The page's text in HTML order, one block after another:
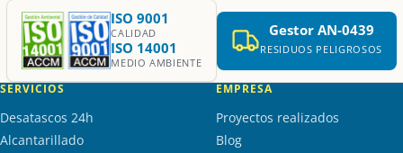
ISO 9001
CALIDAD
ISO 14001
MEDIO AMBIENTE
Gestor AN-0439
RESIDUOS PELIGROSOS
SERVICIOS
Desatascos 24h
Alcantarillado
EMPRESA
Proyectos realizados
Blog